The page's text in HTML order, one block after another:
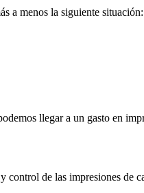
a menos la siguiente situación:
llegar a un gasto en
de las impresiones de